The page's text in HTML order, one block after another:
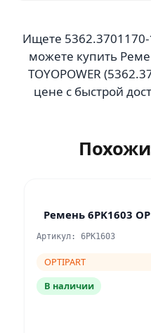
Ищете
можете купить
TOYOPOWER
цене с быстрой
Ремень 6PK1603
Артикул: 6PK1603
OPTIPART
В наличии